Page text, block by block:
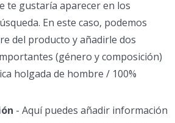
te gustaría aparecer en los
En este caso, podemos
del producto y añadirle dos
(género y composición)
holgada de hombre / 100%
- Aquí puedes añadir información